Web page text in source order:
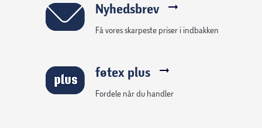
Nyhedsbrev
Få vores skarpeste priser i indbakken
føtex plus
Fordele når du handler